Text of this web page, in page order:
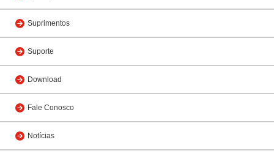
Suprimentos
Suporte
Download
Fale Conosco
Notícias